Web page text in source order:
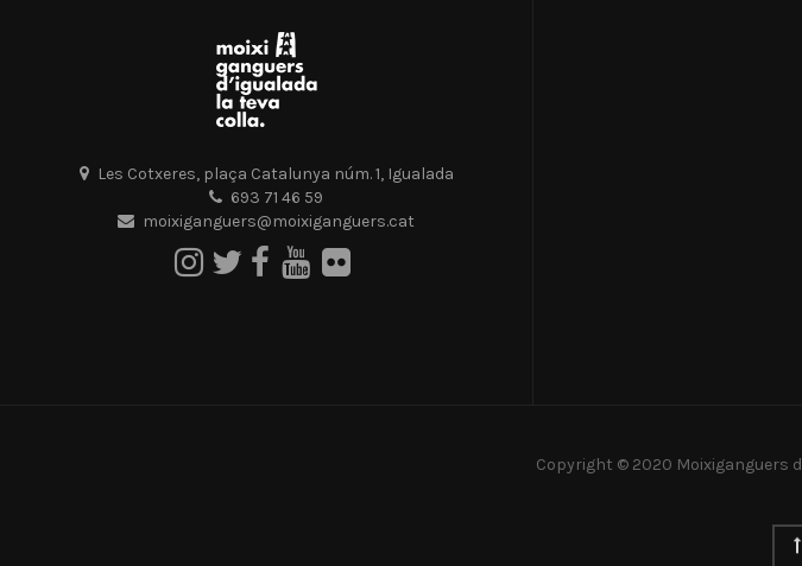
Les Cotxeres, plaça Catalunya núm. 1, Igualada
693 71 46 59
moixiganguers@moixiganguers.cat
Copyright © 2020 Moixiganguers